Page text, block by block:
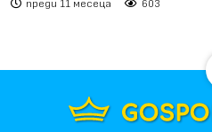
преди 11 месеца 603